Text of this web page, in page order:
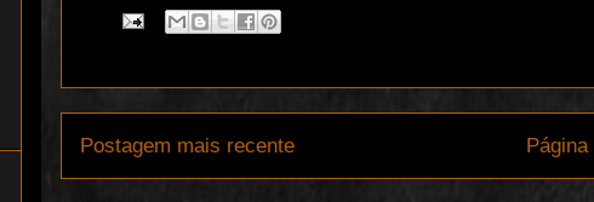
Postagem mais recente